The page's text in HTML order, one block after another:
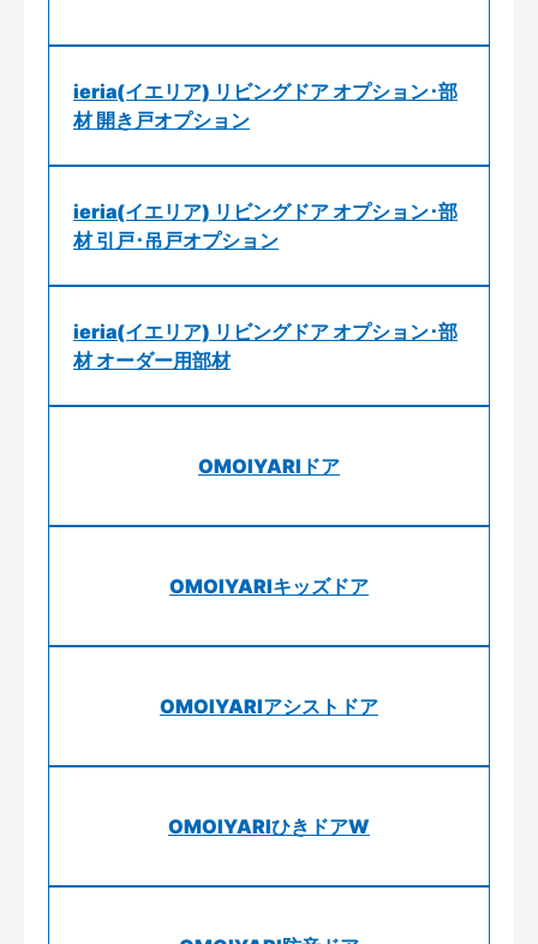
ieria(イエリア) リビングドア オプション･部
材 開き戸オプション
ieria(イエリア) リビングドア オプション･部
材 引戸･吊戸オプション
ieria(イエリア) リビングドア オプション･部
材 オーダー用部材
OMOIYARIドア
OMOIYARIキッズドア
OMOIYARIアシストドア
OMOIYARIひきドアW